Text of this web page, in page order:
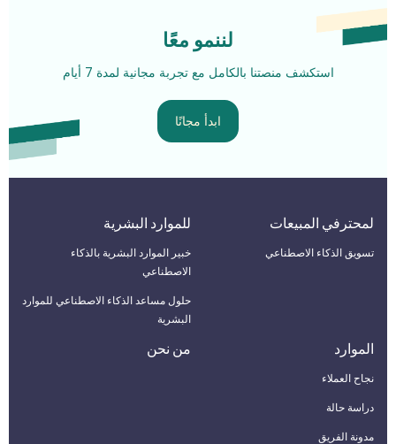
لننمو معًا
استكشف منصتنا بالكامل مع تجربة مجانية لمدة 7 أيام
ابدأ مجانًا
لمحترفي المبيعات
تسويق الذكاء الاصطناعي
للموارد البشرية
خبير الموارد البشرية بالذكاء
الاصطناعي
حلول مساعد الذكاء الاصطناعي للموارد
البشرية
الموارد
نجاح العملاء
دراسة حالة
مدونة الفريق
من نحن